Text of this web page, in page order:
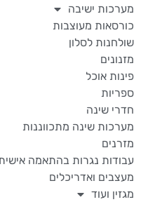
מערכות ישיבה
כורסאות מעוצבות
שולחנות לסלון
מזנונים
פינות אוכל
ספריות
חדרי שינה
מערכות שינה מתכווננות
מזרנים
עבודות נגרות בהתאמה
מעצבים ואדריכלים
מגזין ועוד